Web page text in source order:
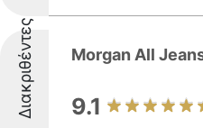
Διακριθέντες Morgan All
9.1